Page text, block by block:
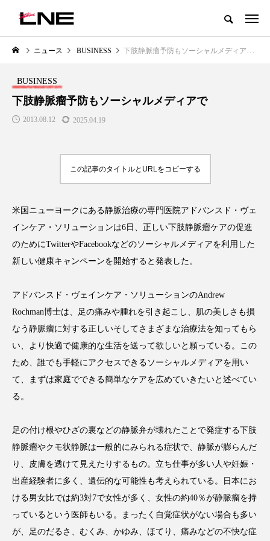
グローバルビューティ＆ヘルスケアビジネス誌
LIFESTYLE
SNSの「加工顔」と美容医療｜AI
がもたらす可能性とこれから
BUSINESS
GWI調査から読み解く2030年の
都市型スパ――身近なウェルネ
2026.08.06
FEATURED 注目の企画
TAG LIST
AI B2B BeautyTech ChatGPT
Gemini Instagram SaaS SNS
TikTok アスタキサンチン
ニュース BUSINESS 下肢静脈瘤予防もソーシャルメディアで
BUSINESS
下肢静脈瘤予防もソーシャルメディアで
2013.08.12 2025.04.19
この記事のタイトルとURLをコピーする
米国ニューヨークにある静脈治療の専門医院アドバンスド・ヴェ
インケア・ソリューションは6日、正しい下肢静脈瘤ケアの促進
のためにTwitterやFacebookなどのソーシャルメディアを利用した
新しい健康キャンペーンを開始すると発表した。
アドバンスド・ヴェインケア・ソリューションのAndrew
Rochman博士は、足の痛みや腫れを引き起こし、肌の美しさも損
なう静脈瘤に対する正しいそしてさまざまな治療法を知ってもら
い、より快適で健康的な生活を送って欲しいと願っている。この
ため、誰でも手軽にアクセスできるソーシャルメディアを用い
て、まずは家庭でできる簡単なケアを広めていきたいと述べてい
る。
足の付け根やひざの裏などの静脈弁が壊れたことで発症する下肢
静脈瘤やクモ状静脈は一般的にみられる症状で、静脈が膨らんだ
り、皮膚を透けて見えたりするもの。立ち仕事が多い人や妊娠・
出産経験者に多く、遺伝的な可能性も考えられている。日本にお
ける男女比では約3対7で女性が多く、女性の約40％が静脈瘤を持
っているという医師もいる。まったく自覚症状がない場合も多い
が、足のだるさ、むくみ、かゆみ、ほてり、痛みなどの不快な症